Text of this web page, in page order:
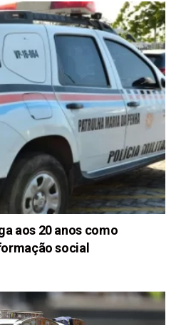
aos 20 anos como
social